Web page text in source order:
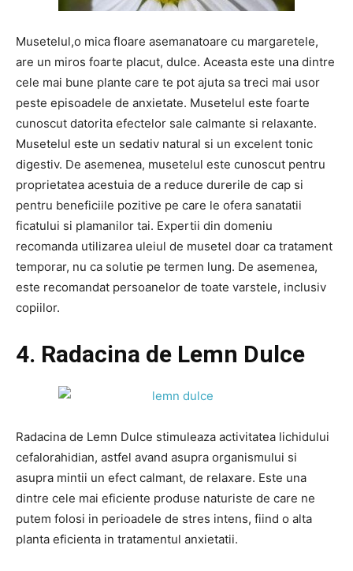
Musetelul,o mica floare asemanatoare cu margaretele,
are un miros foarte placut, dulce. Aceasta este una dintre
cele mai bune plante care te pot ajuta sa treci mai usor
peste episoadele de anxietate. Musetelul este foarte
cunoscut datorita efectelor sale calmante si relaxante.
Musetelul este un sedativ natural si un excelent tonic
digestiv. De asemenea, musetelul este cunoscut pentru
proprietatea acestuia de a reduce durerile de cap si
pentru beneficiile pozitive pe care le ofera sanatatii
ficatului si plamanilor tai. Expertii din domeniu
recomanda utilizarea uleiul de musetel doar ca tratament
temporar, nu ca solutie pe termen lung. De asemenea,
este recomandat persoanelor de toate varstele, inclusiv
copiilor.
4. Radacina de Lemn Dulce
Radacina de Lemn Dulce stimuleaza activitatea lichidului
cefalorahidian, astfel avand asupra organismului si
asupra mintii un efect calmant, de relaxare. Este una
dintre cele mai eficiente produse naturiste de care ne
putem folosi in perioadele de stres intens, fiind o alta
planta eficienta in tratamentul anxietatii.